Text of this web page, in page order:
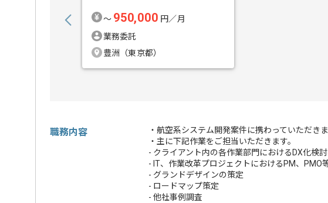
〜 950,000 円／月
業務委託
豊洲（東京都）
職務内容
・航空系システム開発案件に携わっていただきま
・主に下記作業をご担当いただきます。
- クライアント内の各作業部門におけるDX化検
- IT、作業改革プロジェクトにおけるPM、PMO
- グランドデザインの策定
- ロードマップ策定
- 他社事例調査